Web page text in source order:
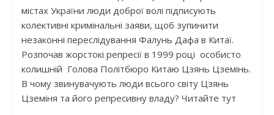
містах України люди доброї волі підписують
колективні кримінальні заяви, щоб зупинити
незаконні переслідування Фалунь Дафа в Китаї.
Розпочав жорстокі репресії в 1999 році особисто
колишній Голова Політбюро Китаю Цзянь Цземінь.
В чому звинувачують люди всього світу Цзянь
Цземіня та його репресивну владу? Читайте тут